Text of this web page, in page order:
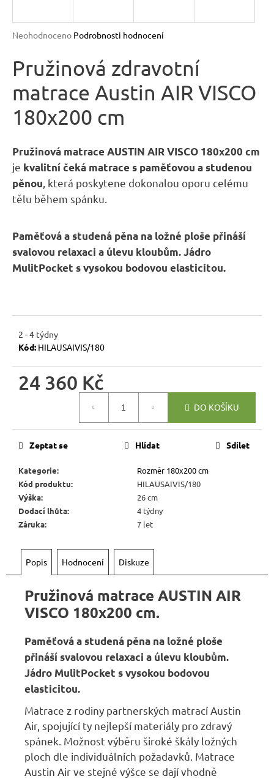
Průměrné
produktu
je
z
5
hvězdiček.
Neohodnoceno Podrobnosti hodnocení
Pružinová zdravotní
matrace Austin AIR VISCO
180x200 cm
Pružinová matrace AUSTIN AIR VISCO 180x200 cm
je kvalitní čeká matrace s paměťovou a studenou
pěnou , která poskytene dokonalou oporu celému
tělu během spánku.
Paměťová a studená pěna na ložné ploše přináší
svalovou relaxaci a úlevu kloubům. Jádro
MulitPocket s vysokou bodovou elasticitou.
2 - 4 týdny
Kód: HILAUSAIVIS/180
24 360 Kč
DO KOŠÍKU
Kategorie:
Rozměr 180x200 cm
Kód produktu:
HILAUSAIVIS/180
Výška:
26 cm
Dodací lhůta:
4 týdny
Záruka: 7 let
Zeptat se Hlídat Sdílet
Popis Hodnocení Diskuze
Pružinová matrace AUSTIN AIR
VISCO 180x200 cm.
Paměťová a studená pěna na ložné ploše
přináší svalovou relaxaci a úlevu kloubům.
Jádro MulitPocket s vysokou bodovou
elasticitou.
Matrace z rodiny partnerských matrací Austin
Air, spojující ty nejlepší materiály pro zdravý
spánek. Možnost výběru široké škály ložných
ploch dle individuálních požadavků. Matrace
Austin Air ve stejné výšce se dají vhodně
a
í
t
?
HLEDAT
o
p
o
m
ŽIDLE
HOME
601
Kč
Původně:
890